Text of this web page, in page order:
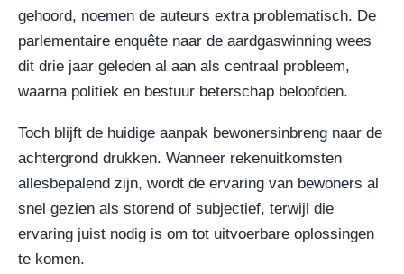
gehoord, noemen de auteurs extra problematisch. De
parlementaire enquête naar de aardgaswinning wees
dit drie jaar geleden al aan als centraal probleem,
waarna politiek en bestuur beterschap beloofden.
Toch blijft de huidige aanpak bewonersinbreng naar de
achtergrond drukken. Wanneer rekenuitkomsten
allesbepalend zijn, wordt de ervaring van bewoners al
snel gezien als storend of subjectief, terwijl die
ervaring juist nodig is om tot uitvoerbare oplossingen
te komen.